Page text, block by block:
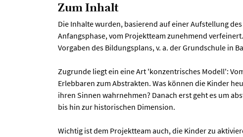
Zum Inhalt
Die Inhalte wurden, basierend auf einer Aufstellung
Anfangsphase, vom Projektteam zunehmend
Vorgaben des Bildungsplans, v. a. der Grundschule in
Zugrunde liegt ein eine Art 'konzentrisches Modell':
Erlebbaren zum Abstrakten. Was können die Kinder
ihren Sinnen wahrnehmen? Danach erst geht es um
bis hin zur historischen Dimension.
Wichtig ist dem Projektteam auch, die Kinder zu